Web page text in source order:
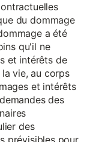
du dommage
a été
qu'il ne
et intérêts de
vie, au corps
et intérêts
des
des